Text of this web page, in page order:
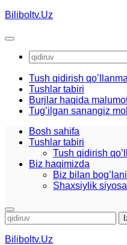
Skip
content
Biliboltv.Uz
Qidirshish:
Tush qidirish
Tushlar tabiri
Burjlar haqida
Tug’ilgan sanangiz
Bosh sahifa
Tushlar tabiri
Tush qidirish
Biz haqimizda
Biz bilan
Shaxsiylik
Qidirshish:
Biliboltv.Uz